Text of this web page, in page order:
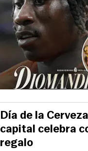
Día de la
capital celebra
regalo